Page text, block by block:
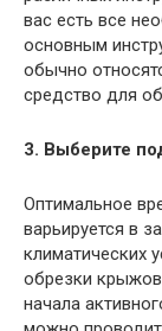
вас есть все
основным
обычно
средство для
3. Выберите
Оптимальное
варьируется в
климатических
обрезки
начала